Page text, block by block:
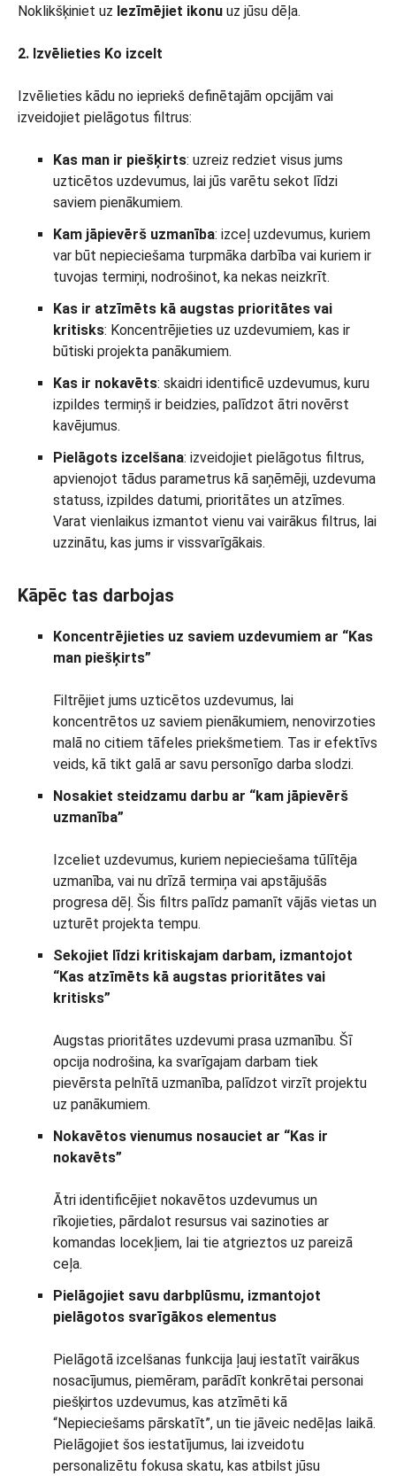
Noklikšķiniet uz Iezīmējiet ikonu uz jūsu dēļa.
2. Izvēlieties Ko izcelt
Izvēlieties kādu no iepriekš definētajām opcijām vai
izveidojiet pielāgotus filtrus:
Kas man ir piešķirts: uzreiz redziet visus jums
uzticētos uzdevumus, lai jūs varētu sekot līdzi
saviem pienākumiem.
Kam jāpievērš uzmanība: izceļ uzdevumus, kuriem
var būt nepieciešama turpmāka darbība vai kuriem ir
tuvojas termiņi, nodrošinot, ka nekas neizkrīt.
Kas ir atzīmēts kā augstas prioritātes vai
kritisks: Koncentrējieties uz uzdevumiem, kas ir
būtiski projekta panākumiem.
Kas ir nokavēts: skaidri identificē uzdevumus, kuru
izpildes termiņš ir beidzies, palīdzot ātri novērst
kavējumus.
Pielāgots izcelšana: izveidojiet pielāgotus filtrus,
apvienojot tādus parametrus kā saņēmēji, uzdevuma
statuss, izpildes datumi, prioritātes un atzīmes.
Varat vienlaikus izmantot vienu vai vairākus filtrus, lai
uzzinātu, kas jums ir vissvarīgākais.
Kāpēc tas darbojas
Koncentrējieties uz saviem uzdevumiem ar “Kas
man piešķirts”
Filtrējiet jums uzticētos uzdevumus, lai
koncentrētos uz saviem pienākumiem, nenovirzoties
malā no citiem tāfeles priekšmetiem. Tas ir efektīvs
veids, kā tikt galā ar savu personīgo darba slodzi.
Nosakiet steidzamu darbu ar “kam jāpievērš
uzmanība”
Izceliet uzdevumus, kuriem nepieciešama tūlītēja
uzmanība, vai nu drīzā termiņa vai apstājušās
progresa dēļ. Šis filtrs palīdz pamanīt vājās vietas un
uzturēt projekta tempu.
Sekojiet līdzi kritiskajam darbam, izmantojot
“Kas atzīmēts kā augstas prioritātes vai
kritisks”
Augstas prioritātes uzdevumi prasa uzmanību. Šī
opcija nodrošina, ka svarīgajam darbam tiek
pievērsta pelnītā uzmanība, palīdzot virzīt projektu
uz panākumiem.
Nokavētos vienumus nosauciet ar “Kas ir
nokavēts”
Ātri identificējiet nokavētos uzdevumus un
rīkojieties, pārdalot resursus vai sazinoties ar
komandas locekļiem, lai tie atgrieztos uz pareizā
ceļa.
Pielāgojiet savu darbplūsmu, izmantojot
pielāgotos svarīgākos elementus
Pielāgotā izcelšanas funkcija ļauj iestatīt vairākus
nosacījumus, piemēram, parādīt konkrētai personai
piešķirtos uzdevumus, kas atzīmēti kā
“Nepieciešams pārskatīt”, un tie jāveic nedēļas laikā.
Pielāgojiet šos iestatījumus, lai izveidotu
personalizētu fokusa skatu, kas atbilst jūsu